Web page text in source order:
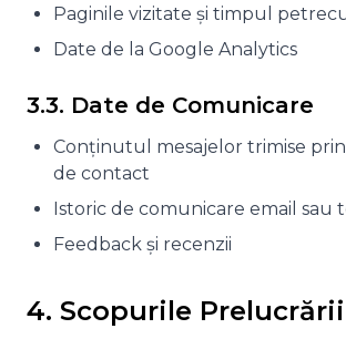
Paginile vizitate și timpul
Date de la Google Analytics
3.3. Date de Comunicare
Conținutul mesajelor trimise
de contact
Istoric de comunicare email sau
Feedback și recenzii
4. Scopurile